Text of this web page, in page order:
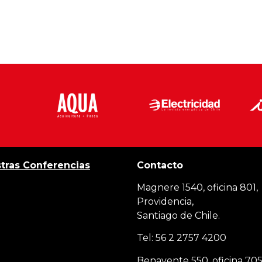
Conferencias Contacto
Magnere 1540, oficina 801,
Providencia,
Santiago de Chile.
Tel: 56 2 2757 4200